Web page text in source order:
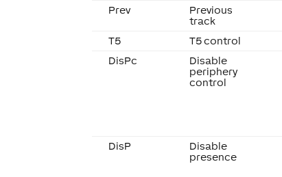
Prev
Previous
track
T5 T5 control
DisPc
Disable
periphery
control
DisP
Disable
presence